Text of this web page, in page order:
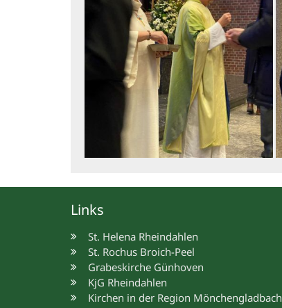
Links
St. Helena Rheindahlen
St. Rochus Broich-Peel
Grabeskirche Günhoven
KjG Rheindahlen
Kirchen in der Region Mönchengladbach